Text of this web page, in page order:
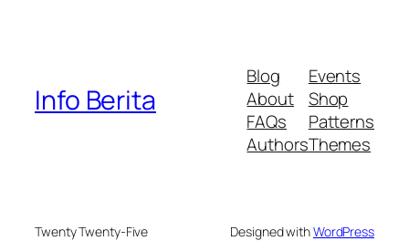
Info Berita
Blog
About
FAQs
Authors
Events
Shop
Patterns
Themes
Twenty Twenty-Five Designed withWordPress